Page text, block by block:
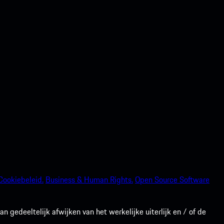
Business & Human Rights.Open Source Software
gedeeltelijk afwijken van het werkelijke uiterlijk en / of de